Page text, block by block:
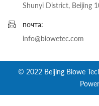
Shunyi District, Beijing
почта:
info@biowetec.com
© 2022 Beijing Biowe